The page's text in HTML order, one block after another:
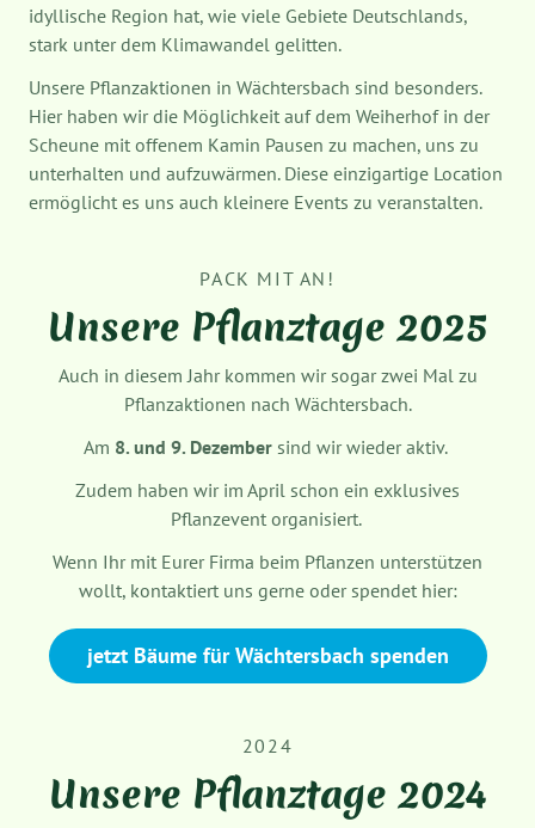
idyllische Region hat, wie viele Gebiete Deutschlands,
stark unter dem Klimawandel gelitten.
Unsere Pflanzaktionen in Wächtersbach sind besonders.
Hier haben wir die Möglichkeit auf dem Weiherhof in der
Scheune mit offenem Kamin Pausen zu machen, uns zu
unterhalten und aufzuwärmen. Diese einzigartige Location
ermöglicht es uns auch kleinere Events zu veranstalten.
PACK MIT AN!
Unsere Pflanztage 2025
Auch in diesem Jahr kommen wir sogar zwei Mal zu
Pflanzaktionen nach Wächtersbach.
Am 8. und 9. Dezember sind wir wieder aktiv.
Zudem haben wir im April schon ein exklusives
Pflanzevent organisiert.
Wenn Ihr mit Eurer Firma beim Pflanzen unterstützen
wollt, kontaktiert uns gerne oder spendet hier:
jetzt Bäume für Wächtersbach spenden
2024
Unsere Pflanztage 2024